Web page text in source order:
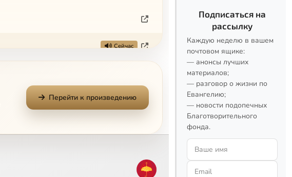
Сейчас
Перейти к произведению
Подписаться на
рассылку
Каждую неделю в вашем
почтовом ящике:
— анонсы лучших
материалов;
— разговор о жизни по
Евангелию;
— новости подопечных
Благотворительного
фонда.